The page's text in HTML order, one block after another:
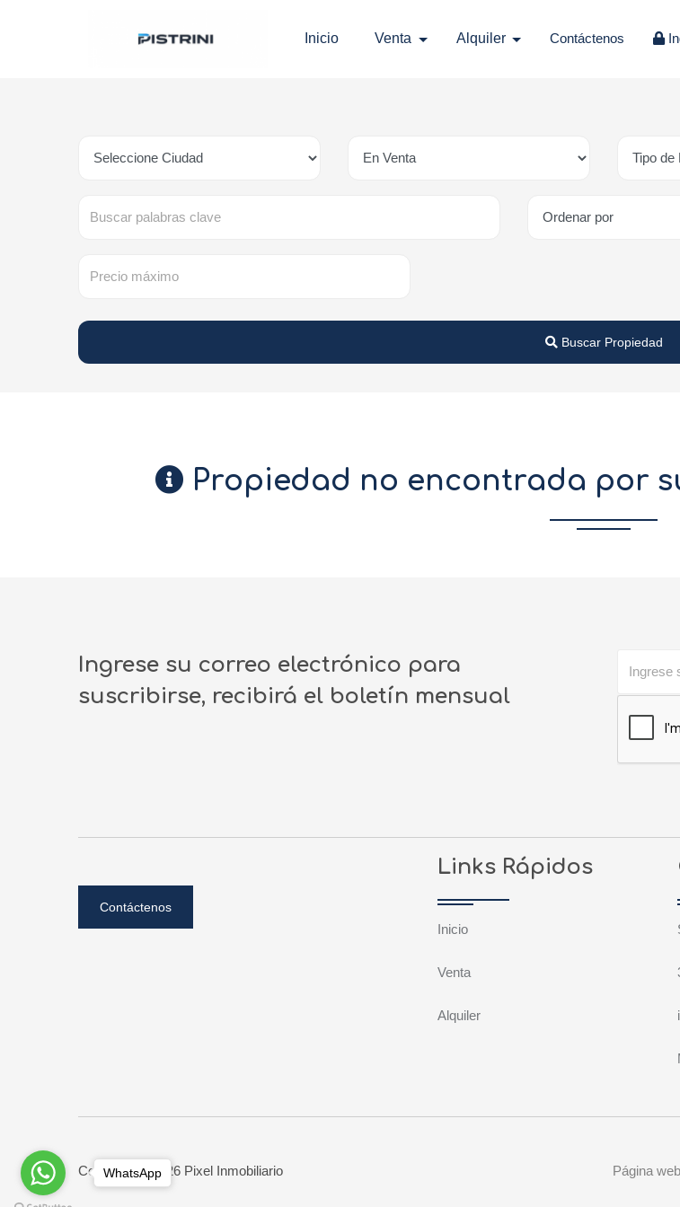
Inicio Venta Alquiler Contáctenos
Buscar Propiedad
Propiedad no encontrada por
Ingrese su correo electrónico para
suscribirse, recibirá el boletín mensual
Contáctenos
Links Rápidos
Inicio
Venta
Alquiler
Copyright © 2026 Pixel Inmobiliario Página
WhatsApp